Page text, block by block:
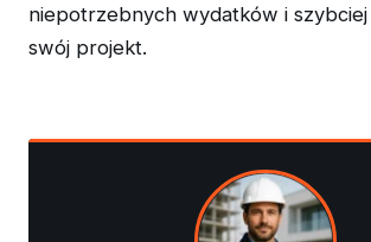
niepotrzebnych wydatków i szybciej
swój projekt.